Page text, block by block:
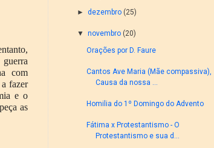
com
fazer
e o
as
►dezembro (25)
▼ novembro (20)
Orações por D. Faure
Cantos Ave Maria (Mãe compassiva),
Causa da nossa ...
Homilia do 1º Domingo do Advento
Fátima x Protestantismo - O
Protestantismo e sua d...